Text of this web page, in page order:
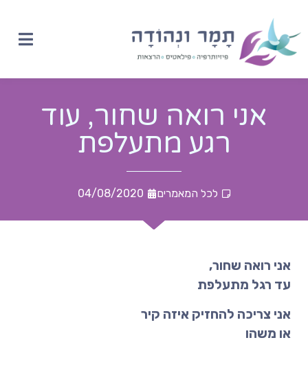
אני רואה שחור, עוד
רגע מתעלפת
לכל המאמרים 04/08/2020
אני רואה שחור,
עד רגל מתעלפת
אני צריכה להחזיק איזה קיר
או משהו